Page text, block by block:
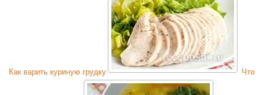
Как варить куриную грудку Что